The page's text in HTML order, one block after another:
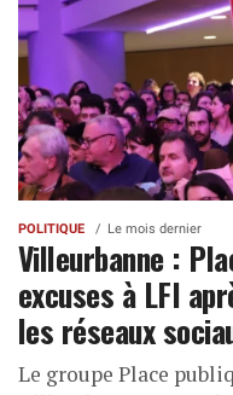
POLITIQUE Le mois dernier
Villeurbanne :
excuses à LFI
les réseaux
Le groupe Place